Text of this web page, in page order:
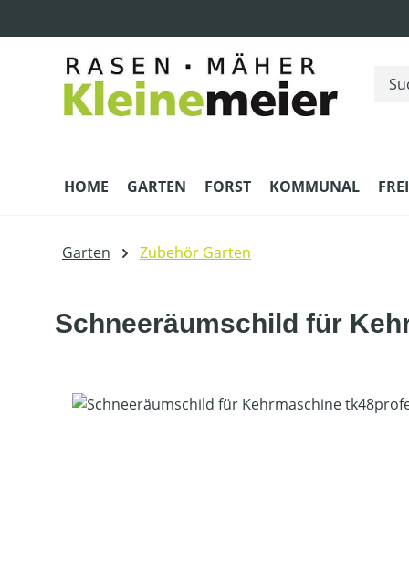
HOME GARTEN FORST KOMMUNAL
Garten Zubehör Garten
Schneeräumschild für
Bildergalerie überspringen